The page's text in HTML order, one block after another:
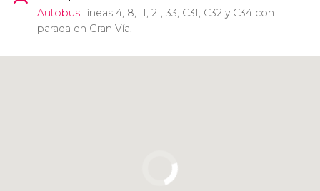
Autobus: líneas 4, 8, 11, 21, 33, C31, C32 y C34 con
parada en Gran Vía.